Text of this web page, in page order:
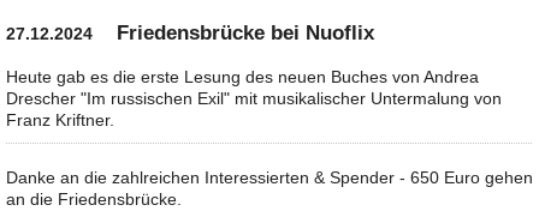
27.12.2024 Friedensbrücke bei Nuoflix
Heute gab es die erste Lesung des neuen Buches von Andrea
Drescher "Im russischen Exil" mit musikalischer Untermalung von
Franz Kriftner.
Danke an die zahlreichen Interessierten & Spender - 650 Euro gehen
an die Friedensbrücke.